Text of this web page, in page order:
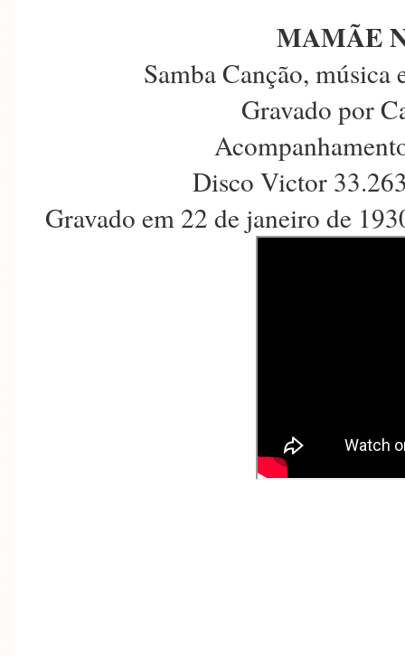
MAMÃE
Samba Canção,
Gravado por
Disco Victor
Gravado em 22 de janeiro de